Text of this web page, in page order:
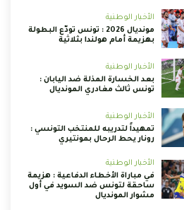
الأخبار الوطنية
مونديال 2026 : تونس تودّع البطولة
بهزيمة أمام هولندا بثلاثية
الأخبار الوطنية
بعد الخسارة المذلة ضد اليابان :
تونس ثالث مغادري المونديال
الأخبار الوطنية
تمهيداً لتدريبه للمنتخب التونسي :
رونار يحط الرحال بمونتيري
الأخبار الوطنية
في مباراة الأخطاء الدفاعية : هزيمة
ساحقة لتونس ضد السويد في أول
مشوار المونديال